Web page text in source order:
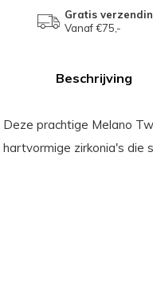
Gratis
Vanaf €75,-
Beschrijving
Deze prachtige Melano
hartvormige zirkonia's die